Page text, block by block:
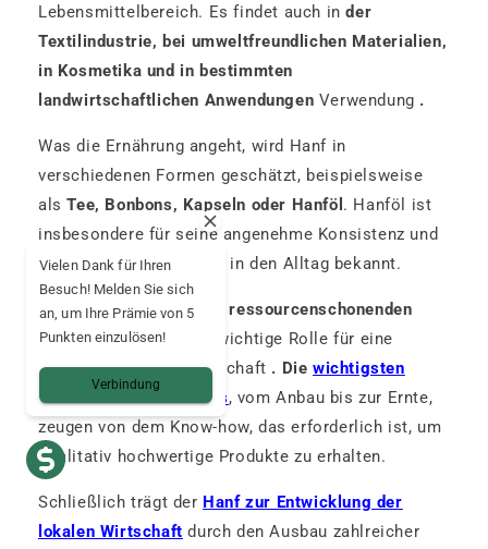
Lebensmittelbereich. Es findet auch inder
Textilindustrie, bei umweltfreundlichen Materialien,
in Kosmetika und in bestimmten
landwirtschaftlichen Anwendungen Verwendung .
Was die Ernährung angeht, wird Hanf in
verschiedenen Formen geschätzt, beispielsweise
alsTee, Bonbons, Kapseln oder Hanföl . Hanföl ist
insbesondere für seine angenehme Konsistenz und
die einfache Einbindung in den Alltag bekannt.
Hanf spielt dank seinesressourcenschonenden
Anbausebenfalls eine wichtige Rolle für eine
nachhaltigere Landwirtschaft . Diewichtigsten
Phasen des Hanfanbaus, vom Anbau bis zur Ernte,
zeugen von dem Know-how, das erforderlich ist, um
qualitativ hochwertige Produkte zu erhalten.
Schließlich trägt der Hanf zur Entwicklung der
lokalen Wirtschaft durch den Ausbau zahlreicher
Vielen Dank für Ihren
Besuch! Melden Sie sich
an, um Ihre Prämie von 5
Punkten einzulösen!
Verbindung